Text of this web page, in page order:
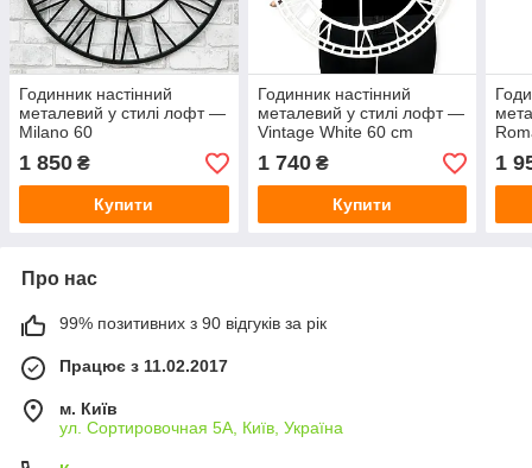
Годинник настінний
металевий у стилі лофт —
Milano 60
1 850 ₴
Купити
Годинник настінний
металевий у стилі лофт —
Vintage White 60 cm
1 740₴
Купити
1
Про нас
99% позитивних з 90 відгуків за рік
Працює з 11.02.2017
м. Київ
ул. Сортировочная 5А, Київ, Україна